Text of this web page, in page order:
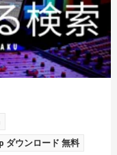
ダウンロード 無料